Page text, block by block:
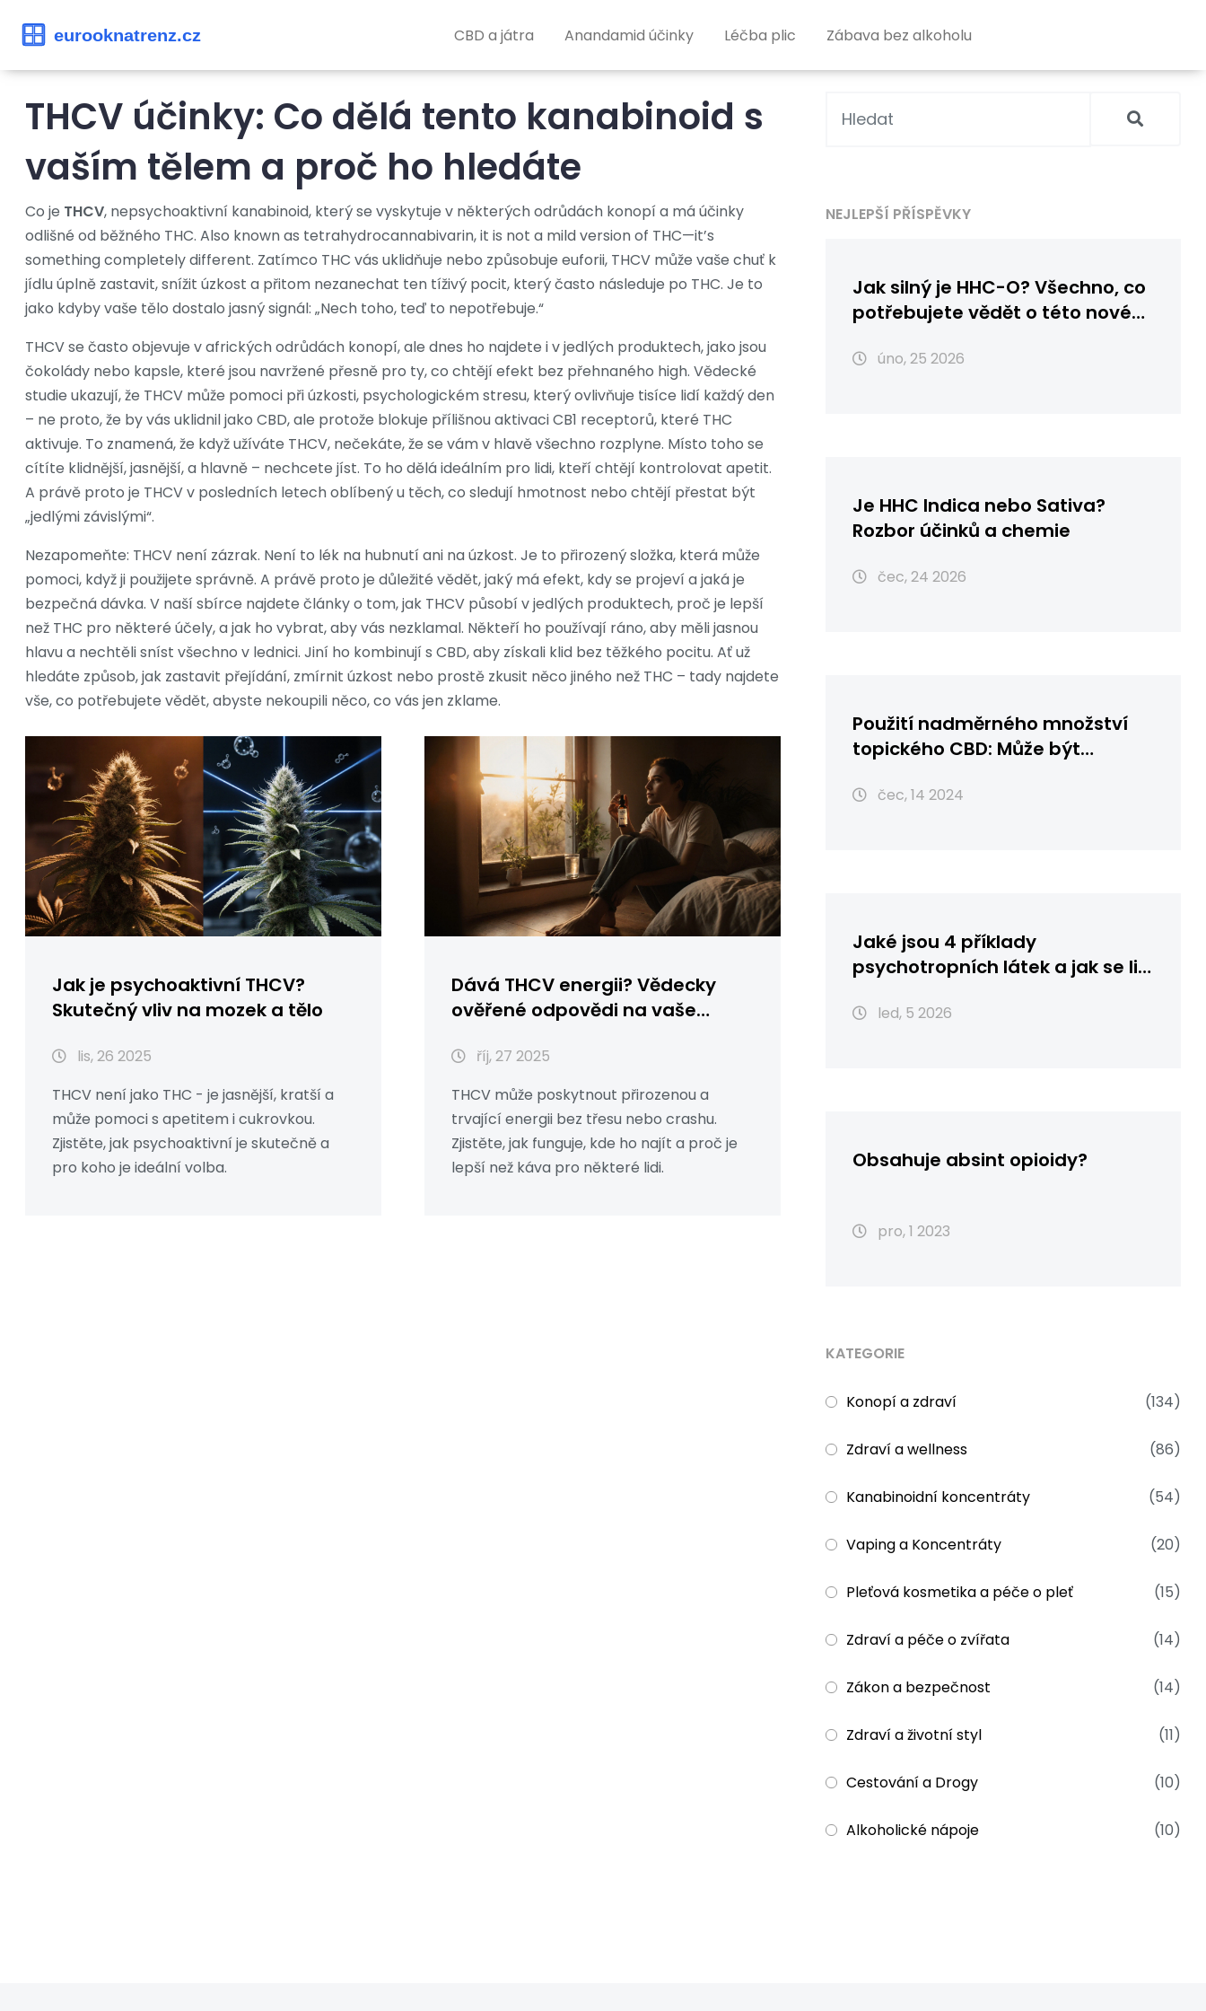
CBD a játra Anandamid účinky Léčba plic Zábava bez alkoholu
THCV účinky: Co dělá tento kanabinoid s
vaším tělem a proč ho hledáte
Co je THCV, nepsychoaktivní kanabinoid, který se vyskytuje v některých odrůdách konopí a má účinky
odlišné od běžného THC. Also known as tetrahydrocannabivarin, it is not a mild version of THC—it’s
something completely different. Zatímco THC vás uklidňuje nebo způsobuje euforii, THCV může vaše chuť k
jídlu úplně zastavit, snížit úzkost a přitom nezanechat ten tíživý pocit, který často následuje po THC. Je to
jako kdyby vaše tělo dostalo jasný signál: „Nech toho, teď to nepotřebuje.“
THCV se často objevuje v afrických odrůdách konopí, ale dnes ho najdete i v jedlých produktech, jako jsou
čokolády nebo kapsle, které jsou navržené přesně pro ty, co chtějí efekt bez přehnaného high. Vědecké
studie ukazují, že THCV může pomoci přiúzkosti, psychologickém stresu, který ovlivňuje tisíce lidí každý den
– ne proto, že by vás uklidnil jako CBD, ale protože blokuje přílišnou aktivaci CB1 receptorů, které THC
aktivuje. To znamená, že když užíváte THCV, nečekáte, že se vám v hlavě všechno rozplyne. Místo toho se
cítíte klidnější, jasnější, a hlavně – nechcete jíst. To ho dělá ideálním pro lidi, kteří chtějí kontrolovat apetit.
A právě proto je THCV v posledních letech oblíbený u těch, co sledují hmotnost nebo chtějí přestat být
„jedlými závislými“.
Nezapomeňte: THCV není zázrak. Není to lék na hubnutí ani na úzkost. Je to přirozený složka, která může
pomoci, když ji použijete správně. A právě proto je důležité vědět, jaký má efekt, kdy se projeví a jaká je
bezpečná dávka. V naší sbírce najdete články o tom, jak THCV působí v jedlých produktech, proč je lepší
než THC pro některé účely, a jak ho vybrat, aby vás nezklamal. Někteří ho používají ráno, aby měli jasnou
hlavu a nechtěli sníst všechno v lednici. Jiní ho kombinují s CBD, aby získali klid bez těžkého pocitu. Ať už
hledáte způsob, jak zastavit přejídání, zmírnit úzkost nebo prostě zkusit něco jiného než THC – tady najdete
vše, co potřebujete vědět, abyste nekoupili něco, co vás jen zklame.
Jak je psychoaktivní THCV?
Skutečný vliv na mozek a tělo
lis, 26 2025
THCV není jako THC - je jasnější, kratší a
může pomoci s apetitem i cukrovkou.
Zjistěte, jak psychoaktivní je skutečně a
pro koho je ideální volba.
Dává THCV energii? Vědecky
ověřené odpovědi na vaše
říj, 27 2025
THCV může poskytnout přirozenou a
trvající energii bez třesu nebo crashu.
Zjistěte, jak funguje, kde ho najít a proč je
lepší než káva pro některé lidi.
NEJLEPŠÍ PŘÍSPĚVKY
Jak silný je HHC-O? Všechno, co
potřebujete vědět o této nové
úno, 25 2026
Je HHC Indica nebo Sativa?
Rozbor účinků a chemie
čec, 24 2026
Použití nadměrného množství
topického CBD: Může být
čec, 14 2024
Jaké jsou 4 příklady
psychotropních látek a jak se liší
led, 5 2026
Obsahuje absint opioidy?
pro, 1 2023
KATEGORIE
Konopí a zdraví (134)
Zdraví a wellness (86)
Kanabinoidní koncentráty (54)
Vaping a Koncentráty (20)
Pleťová kosmetika a péče o pleť (15)
Zdraví a péče o zvířata (14)
Zákon a bezpečnost (14)
Zdraví a životní styl (11)
Cestování a Drogy (10)
Alkoholické nápoje (10)